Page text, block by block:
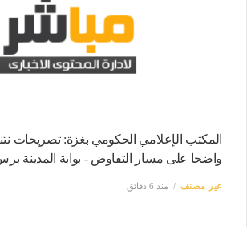
المكتب الإعلامي الحكومي بغزة: تصريحات
واضحا على مسار التفاوض - بوابة المدينة
غير مصنف منذ 6 دقائق